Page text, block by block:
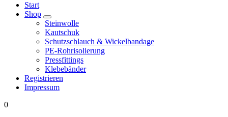
Start
Shop
Steinwolle
Kautschuk
Schutzschlauch & Wickelbandage
PE-Rohrisolierung
Pressfittings
Klebebänder
Registrieren
Impressum
0